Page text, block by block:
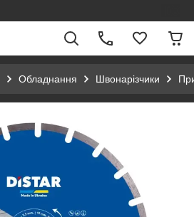
Обладнання Швонарізчики